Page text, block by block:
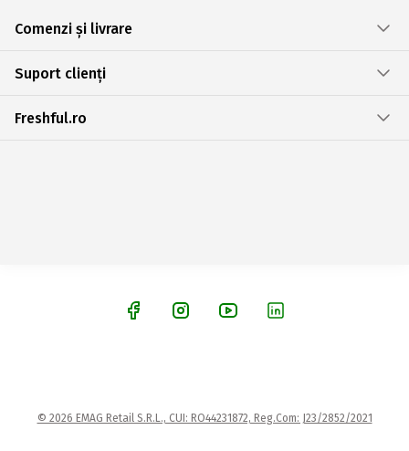
Comenzi și livrare
Suport clienți
Freshful.ro
© 2026 EMAG Retail S.R.L., CUI: RO44231872, Reg.Com: J23/2852/2021